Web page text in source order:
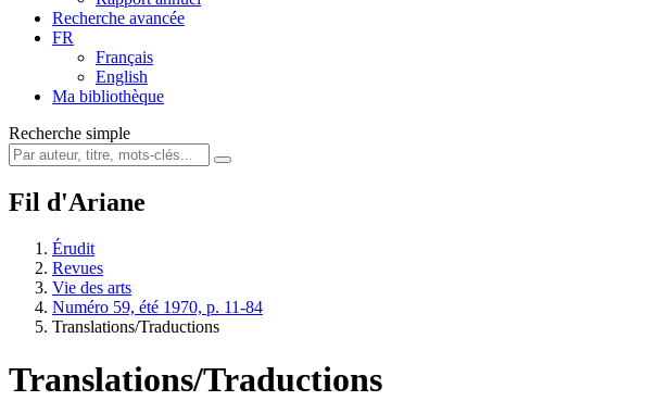
Recherche avancée
FR
Français
English
Ma bibliothèque
Recherche simple
Fil d'Ariane
Érudit
Revues
Vie des arts
Numéro 59, été 1970, p. 11-84
Translations/Traductions
Translations/Traductions